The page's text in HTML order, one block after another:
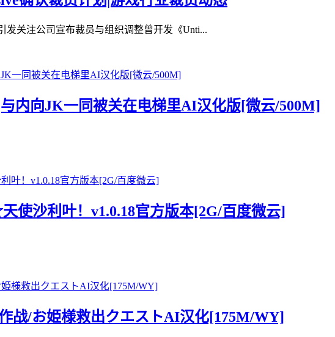
发关注公司宣布裁员与组织调整曾开发《Unti...
内向JK一同被关在电梯里AI汉化版[微云/500M]
使沙利叶！v1.0.18官方版本[2G/百度微云]
战/お姫様救出クエストAI汉化[175M/WY]